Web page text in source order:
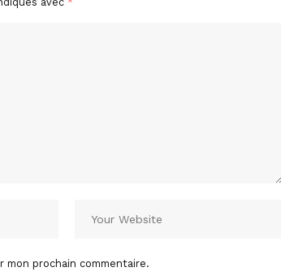
mon prochain commentaire.